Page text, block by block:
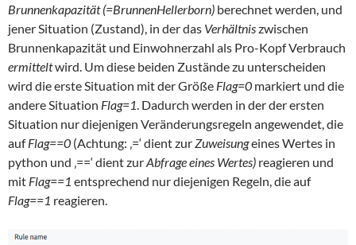
Brunnenkapazität (=BrunnenHellerborn) berechnet werden, und
jener Situation (Zustand), in der das Verhältniszwischen
Brunnenkapazität und Einwohnerzahl als Pro-Kopf Verbrauch
ermitteltwird. Um diese beiden Zustände zu unterscheiden
wird die erste Situation mit der Größe Flag=0 markiert und die
andere Situation Flag=1 . Dadurch werden in der der ersten
Situation nur diejenigen Veränderungsregeln angewendet, die
aufFlag==0 (Achtung: ‚=‘ dient zur Zuweisungeines Wertes in
python und ‚==‘ dient zurAbfrage eines Wertes) reagieren und
mit Flag==1 entsprechend nur diejenigen Regeln, die auf
Flag==1 reagieren.